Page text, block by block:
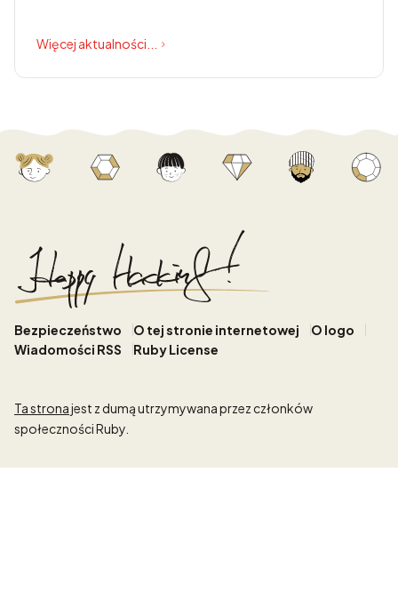
Więcej aktualności...
Bezpieczeństwo O tej stronie internetowej
O logo
Wiadomości RSS
Ruby License
Ta stronajest z dumą utrzymywana przez członków
społeczności Ruby.